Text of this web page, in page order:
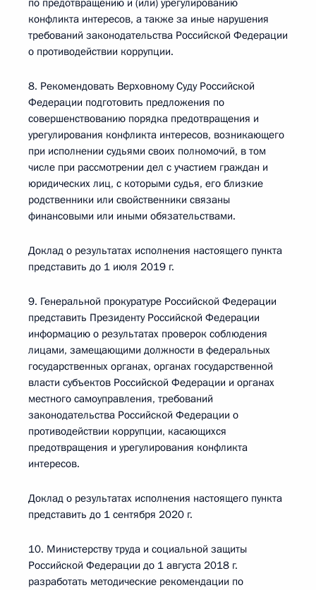
по предотвращению и (или) урегулированию
конфликта интересов, а также за иные нарушения
требований законодательства Российской Федерации
о противодействии коррупции.
8. Рекомендовать Верховному Суду Российской
Федерации подготовить предложения по
совершенствованию порядка предотвращения и
урегулирования конфликта интересов, возникающего
при исполнении судьями своих полномочий, в том
числе при рассмотрении дел с участием граждан и
юридических лиц, с которыми судья, его близкие
родственники или свойственники связаны
финансовыми или иными обязательствами.
Доклад о результатах исполнения настоящего пункта
представить до 1 июля 2019 г.
9. Генеральной прокуратуре Российской Федерации
представить Президенту Российской Федерации
информацию о результатах проверок соблюдения
лицами, замещающими должности в федеральных
государственных органах, органах государственной
власти субъектов Российской Федерации и органах
местного самоуправления, требований
законодательства Российской Федерации о
противодействии коррупции, касающихся
предотвращения и урегулирования конфликта
интересов.
Доклад о результатах исполнения настоящего пункта
представить до 1 сентября 2020 г.
10. Министерству труда и социальной защиты
Российской Федерации до 1 августа 2018 г.
разработать методические рекомендации по